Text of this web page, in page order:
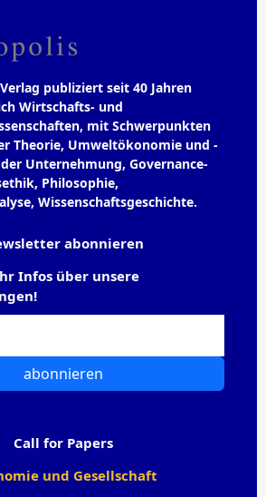
publiziert seit 40 Jahren
Wirtschafts- und
mit Schwerpunkten
Theorie, Umweltökonomie und -
Unternehmung, Governance-
Philosophie,
Wissenschaftsgeschichte.
abonnieren
Infos über unsere
abonnieren
Call for Papers
und Gesellschaft